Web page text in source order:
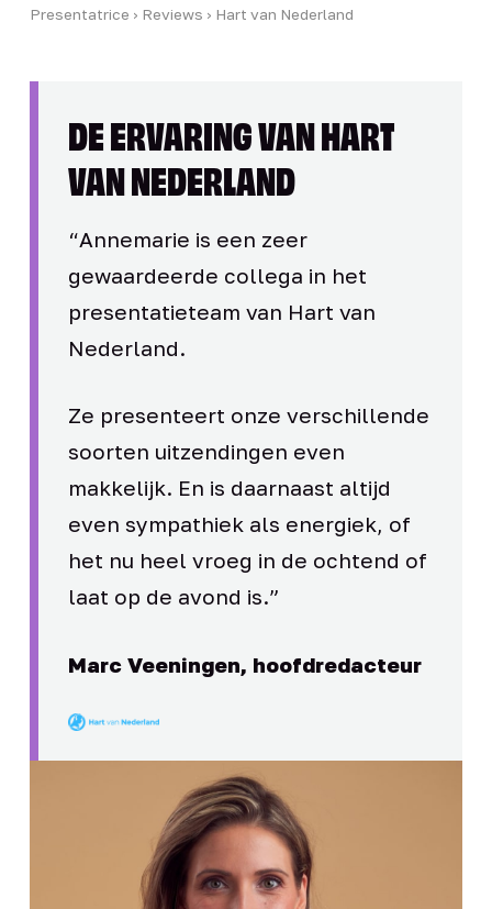
Presentatrice › Reviews › Hart van Nederland
DE ERVARING VAN HART
VAN NEDERLAND
“Annemarie is een zeer
gewaardeerde collega in het
presentatieteam van Hart van
Nederland.
Ze presenteert onze verschillende
soorten uitzendingen even
makkelijk. En is daarnaast altijd
even sympathiek als energiek, of
het nu heel vroeg in de ochtend of
laat op de avond is.”
Marc Veeningen, hoofdredacteur